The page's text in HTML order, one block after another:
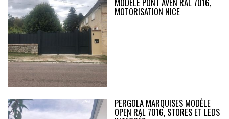
MOTORISATION NICE
PERGOLA MARQUISES MODÈLE
OPEN RAL 7016, STORES ET LEDS